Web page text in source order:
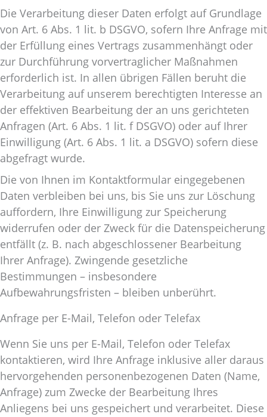
Die Verarbeitung dieser Daten erfolgt auf Grundlage
von Art. 6 Abs. 1 lit. b DSGVO, sofern Ihre Anfrage mit
der Erfüllung eines Vertrags zusammenhängt oder
zur Durchführung vorvertraglicher Maßnahmen
erforderlich ist. In allen übrigen Fällen beruht die
Verarbeitung auf unserem berechtigten Interesse an
der effektiven Bearbeitung der an uns gerichteten
Anfragen (Art. 6 Abs. 1 lit. f DSGVO) oder auf Ihrer
Einwilligung (Art. 6 Abs. 1 lit. a DSGVO) sofern diese
abgefragt wurde.
Die von Ihnen im Kontaktformular eingegebenen
Daten verbleiben bei uns, bis Sie uns zur Löschung
auffordern, Ihre Einwilligung zur Speicherung
widerrufen oder der Zweck für die Datenspeicherung
entfällt (z. B. nach abgeschlossener Bearbeitung
Ihrer Anfrage). Zwingende gesetzliche
Bestimmungen – insbesondere
Aufbewahrungsfristen – bleiben unberührt.
Anfrage per E-Mail, Telefon oder Telefax
Wenn Sie uns per E-Mail, Telefon oder Telefax
kontaktieren, wird Ihre Anfrage inklusive aller daraus
hervorgehenden personenbezogenen Daten (Name,
Anfrage) zum Zwecke der Bearbeitung Ihres
Anliegens bei uns gespeichert und verarbeitet. Diese